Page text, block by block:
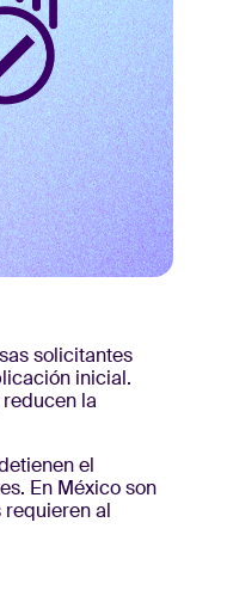
solicitantes
inicial.
la
el
En México son
al